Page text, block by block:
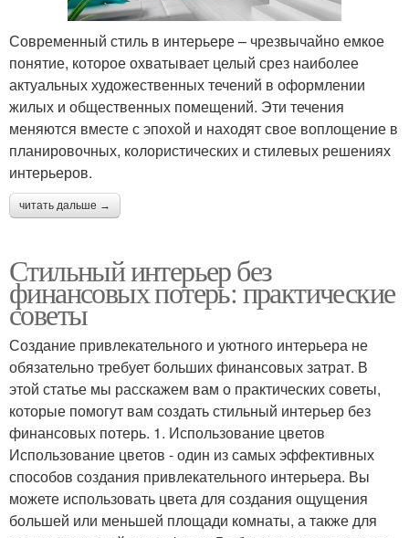
Современный стиль в интерьере – чрезвычайно емкое
понятие, которое охватывает целый срез наиболее
актуальных художественных течений в оформлении
жилых и общественных помещений. Эти течения
меняются вместе с эпохой и находят свое воплощение в
планировочных, колористических и стилевых решениях
интерьеров.
читать дальше →
Стильный интерьер без
финансовых потерь: практические
советы
Создание привлекательного и уютного интерьера не
обязательно требует больших финансовых затрат. В
этой статье мы расскажем вам о практических советы,
которые помогут вам создать стильный интерьер без
финансовых потерь. 1. Использование цветов
Использование цветов - один из самых эффективных
способов создания привлекательного интерьера. Вы
можете использовать цвета для создания ощущения
большей или меньшей площади комнаты, а также для